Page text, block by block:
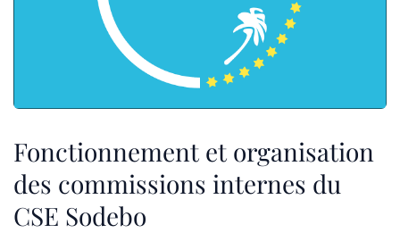
Fonctionnement et organisation
des commissions internes du
CSE Sodebo